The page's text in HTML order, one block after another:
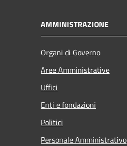
AMMINISTRAZIONE
Organi di Governo
Aree Amministrative
Uffici
Enti e fondazioni
Politici
Personale Amministrativo